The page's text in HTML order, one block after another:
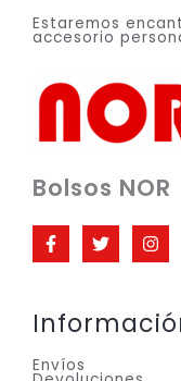
Estaremos
accesorio
Bolsos NOR
Envíos